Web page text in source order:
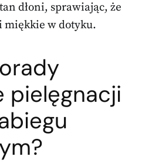
dłoni, sprawiając, że
miękkie w dotyku.
pielęgnacji